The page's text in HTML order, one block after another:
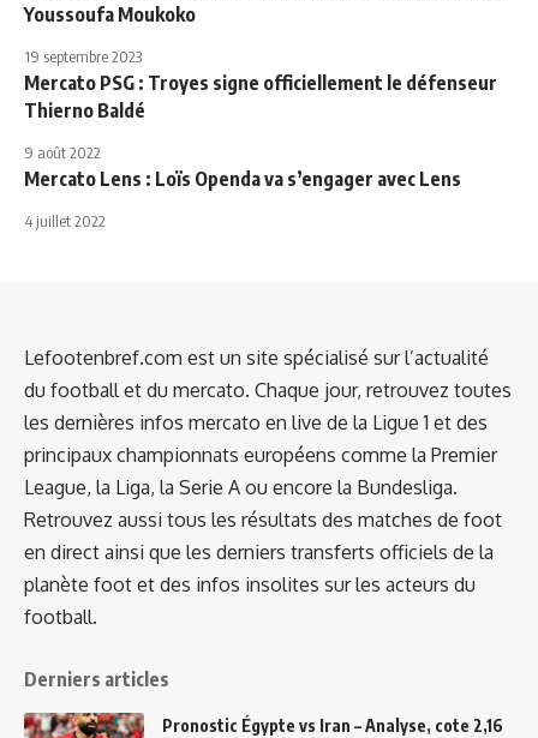
Youssoufa Moukoko
19 septembre 2023
Mercato PSG : Troyes signe officiellement le défenseur
Thierno Baldé
9 août 2022
Mercato Lens : Loïs Openda va s’engager avec Lens
4 juillet 2022
Lefootenbref.com est un site spécialisé sur l’actualité
du football et du mercato. Chaque jour, retrouvez toutes
les dernières infos mercato en live de la Ligue 1 et des
principaux championnats européens comme la Premier
League, la Liga, la Serie A ou encore la Bundesliga.
Retrouvez aussi tous les résultats des matches de foot
en direct ainsi que les derniers transferts officiels de la
planète foot et des infos insolites sur les acteurs du
football.
Derniers articles
Pronostic Égypte vs Iran – Analyse, cote 2,16